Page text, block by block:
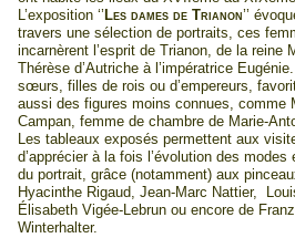
L’exposition ‘’ Les dames de Trianon’’
travers une sélection de portraits, ces
incarnèrent l’esprit de Trianon, de la reine
Thérèse d’Autriche à l’impératrice
sœurs, filles de rois ou d’empereurs,
aussi des figures moins connues, comme
Campan, femme de chambre de Marie-
Les tableaux exposés permettent aux
d’apprécier à la fois l’évolution des modes
du portrait, grâce (notamment) aux
Hyacinthe Rigaud, Jean-Marc Nattier,
Élisabeth Vigée-Lebrun ou encore de
Winterhalter.